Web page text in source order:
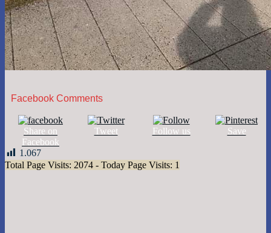
Facebook Comments
Share on
Facebook
Tweet Follow us Save
1.067
Total Page Visits: 2074 - Today Page Visits: 1